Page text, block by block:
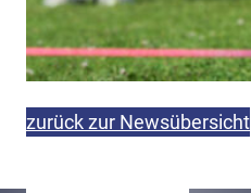
zurück zur Newsübersicht